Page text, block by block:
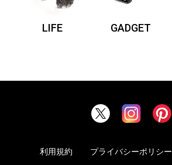
LIFE GADGET
利用規約 プライバシーポリシー